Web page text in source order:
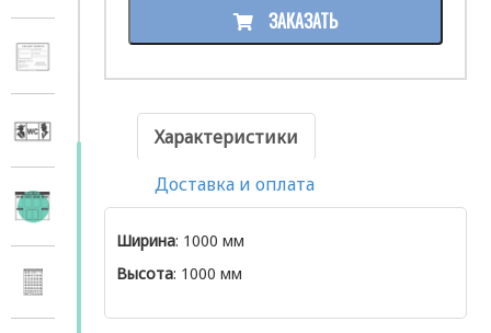
ЗАКАЗАТЬ
Характеристики
Доставка и оплата
Ширина: 1000 мм
Высота: 1000 мм